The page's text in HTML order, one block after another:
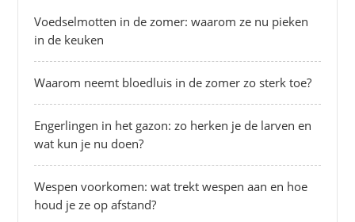
Voedselmotten in de zomer: waarom ze nu pieken
in de keuken
Waarom neemt bloedluis in de zomer zo sterk toe?
Engerlingen in het gazon: zo herken je de larven en
wat kun je nu doen?
Wespen voorkomen: wat trekt wespen aan en hoe
houd je ze op afstand?